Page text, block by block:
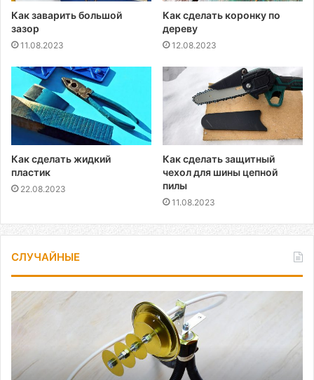
Как заварить большой
зазор
11.08.2023
Как сделать коронку по
дереву
12.08.2023
Как сделать жидкий
пластик
22.08.2023
Как сделать защитный
чехол для шины цепной
пилы
11.08.2023
СЛУЧАЙНЫЕ
Как
сделать
мощную
антенну